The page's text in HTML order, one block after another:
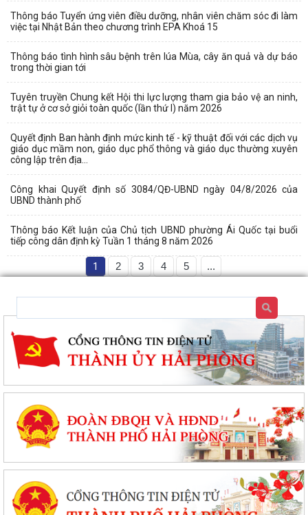
Thông báo Tuyển ứng viên điều dưỡng, nhân viên chăm sóc đi làm
việc tại Nhật Bản theo chương trình EPA Khoá 15
Thông báo tình hình sâu bệnh trên lúa Mùa, cây ăn quả và dự báo
trong thời gian tới
Tuyên truyền Chung kết Hội thi lực lượng tham gia bảo vệ an ninh,
trật tự ở cơ sở giỏi toàn quốc (lần thứ I) năm 2026
Quyết định Ban hành định mức kinh tế - kỹ thuật đối với các dịch vụ
giáo dục mầm non, giáo dục phổ thông và giáo dục thường xuyên
công lập trên địa...
Công khai Quyết định số 3084/QĐ-UBND ngày 04/8/2026 của
UBND thành phố
Thông báo Kết luận của Chủ tịch UBND phường Ái Quốc tại buổi
tiếp công dân định kỳ Tuần 1 tháng 8 năm 2026
1 2 3 4 5 ...